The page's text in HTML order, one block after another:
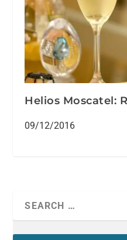
Helios Moscatel:
09/12/2016